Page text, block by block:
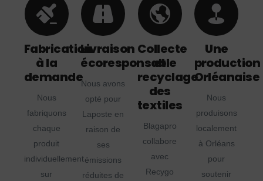
Fabrication
à la
demande
Nous
fabriquons
chaque
produit
individuellement
sur
Livraison
écoresponsable
Nous avons
opté pour
Laposte en
raison de
ses
émissions
réduites de
Collecte
et
recyclage
des
textiles
Blagapro
collabore
avec
Recygo
Une
production
Orléanaise
Nous
produisons
localement
à Orléans
pour
soutenir